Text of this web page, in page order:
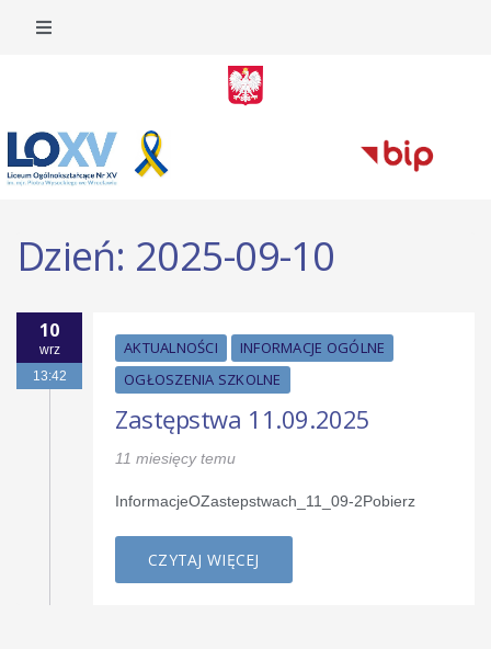
Dzień: 2025-09-10
10
wrz
13:42
AKTUALNOŚCI
INFORMACJE OGÓLNE
OGŁOSZENIA SZKOLNE
Zastępstwa 11.09.2025
11 miesięcy temu
InformacjeOZastepstwach_11_09-2Pobierz
CZYTAJ WIĘCEJ